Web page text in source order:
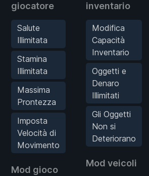
giocatore
Salute
Illimitata
Stamina
Illimitata
Massima
Prontezza
Imposta
Velocità di
Movimento
Mod gioco
inventario
Modifica
Capacità
Inventario
Oggetti e
Denaro
Illimitati
Gli Oggetti
Non si
Deteriorano
Mod veicoli